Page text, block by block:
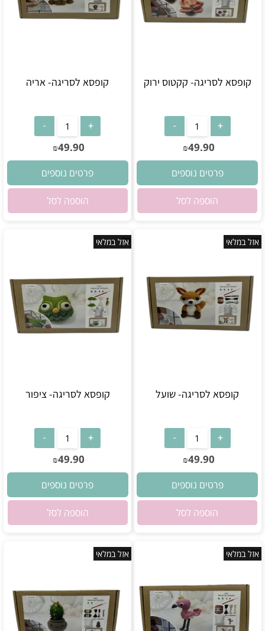
קופסא לסריגה- קקטוס ירוק
₪49.90
פרטים נוספים
הוספה לסל
קופסא לסריגה- אריה
₪49.90
פרטים נוספים
הוספה לסל
אזל במלאי
קופסא לסריגה- שועל
₪49.90
פרטים נוספים
הוספה לסל
אזל במלאי
קופסא לסריגה- ציפור
₪49.90
פרטים נוספים
הוספה לסל
אזל במלאי אזל במלאי